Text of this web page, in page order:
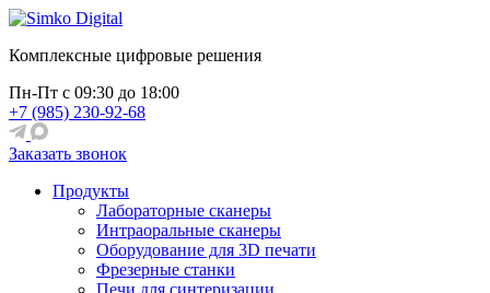
Комплексные цифровые решения
Пн-Пт с 09:30 до 18:00
+7 (985) 230-92-68
Заказать звонок
Продукты
Лабораторные сканеры
Интраоральные сканеры
Оборудование для 3D печати
Фрезерные станки
Печи для синтеризации